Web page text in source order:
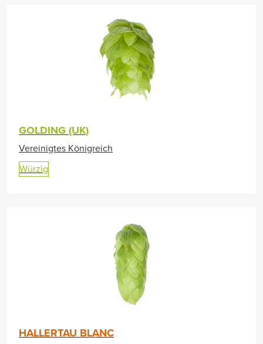
GOLDING (UK)
Vereinigtes Königreich
Würzig
HALLERTAU BLANC